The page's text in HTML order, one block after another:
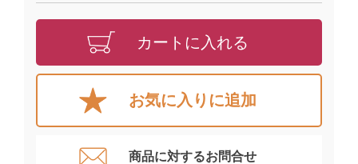
カートに入れる
お気に入りに追加
商品に対するお問合せ​